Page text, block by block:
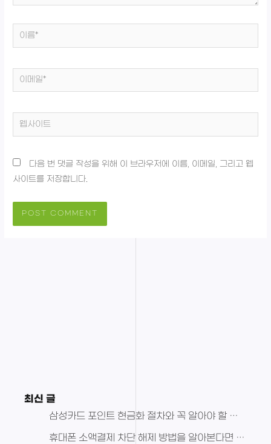
름
메
웹
사
트
다음 번 댓글 작성을 위해 이 브라우저에 이름, 이메일, 그리고 웹
사이트를 저장합니다.
최신 글
삼성카드 포인트 현금화 절차와 꼭 알아야 할 포인트 현금화 주의사항
휴대폰 소액결제 차단 해제 방법을 알아본다면 여기서 정확하게 알고가자